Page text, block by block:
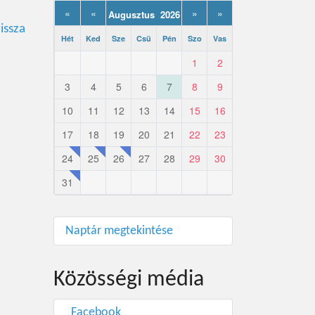
« « Augusztus 2026 » »
Hét Ked Sze Csü Pén Szo Vas
1
2
3
4 5 6 7 8
9
10
11 12 13 14 15
16
17
18 19 20 21 22
23
24
25 26 27 28 29
30
31
Naptár megtekintése
Közösségi média